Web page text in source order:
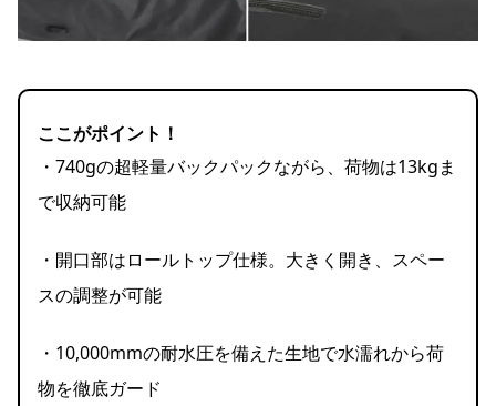
ここがポイント！
・740gの超軽量バックパックながら、荷物は13kgま
で収納可能
・開口部はロールトップ仕様。大きく開き、スペー
スの調整が可能
・10,000mmの耐水圧を備えた生地で水濡れから荷
物を徹底ガード